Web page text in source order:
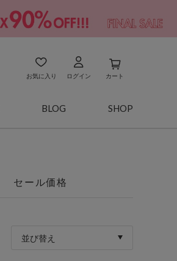
お気に入り ログイン カート
BLOG SHOP
セール価格
並び替え